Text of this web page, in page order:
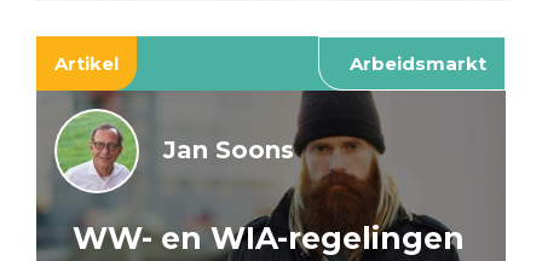
Artikel Arbeidsmarkt
Jan Soons
WW- en WIA-regelingen